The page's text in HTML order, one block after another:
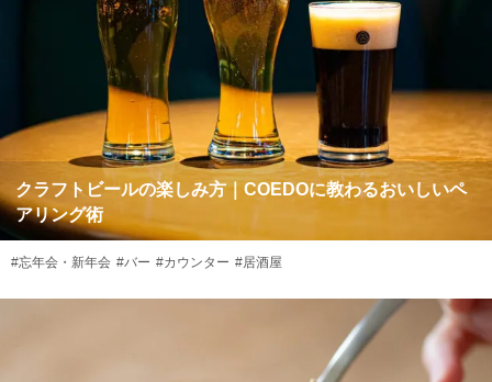
クラフトビールの楽しみ方｜COEDOに教わるおいしいペ
アリング術
#忘年会・新年会 #バー #カウンター #居酒屋